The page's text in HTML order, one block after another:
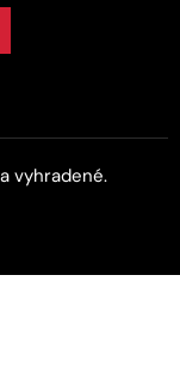
vyhradené.